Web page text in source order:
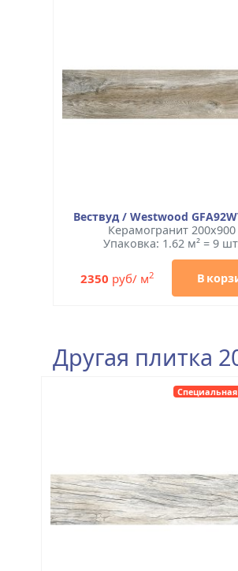
Вествуд / Westwood
Керамогранит 200x900
Упаковка: 1.62 м² = 9
2350 руб/ м2 В
Другая плитка